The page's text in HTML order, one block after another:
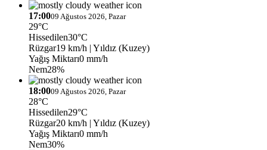
17:0009 Ağustos 2026, Pazar
29°C
Hissedilen30°C
Rüzgar19 km/h | Yıldız (Kuzey)
Yağış Miktarı0 mm/h
Nem28%
18:0009 Ağustos 2026, Pazar
28°C
Hissedilen29°C
Rüzgar20 km/h | Yıldız (Kuzey)
Yağış Miktarı0 mm/h
Nem30%